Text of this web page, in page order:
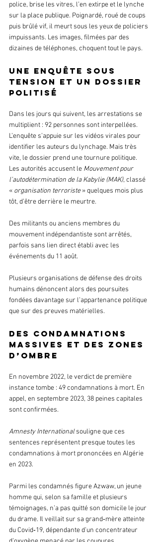
police, brise les vitres, l’en extirpe et le lynche
sur la place publique. Poignardé, roué de coups
puis brûlé vif, il meurt sous les yeux de policiers
impuissants. Les images, filmées par des
dizaines de téléphones, choquent tout le pays.
Une enquête sous
tension et un dossier
politisé
Dans les jours qui suivent, les arrestations se
multiplient : 92 personnes sont interpellées.
L’enquête s’appuie sur les vidéos virales pour
identifier les auteurs du lynchage. Mais très
vite, le dossier prend une tournure politique.
Les autorités accusent le Mouvement pour
l’autodétermination de la Kabylie (MAK), classé
« organisation terroriste » quelques mois plus
tôt, d’être derrière le meurtre.
Des militants ou anciens membres du
mouvement indépendantiste sont arrêtés,
parfois sans lien direct établi avec les
événements du 11 août.
Plusieurs organisations de défense des droits
humains dénoncent alors des poursuites
fondées davantage sur l’appartenance politique
que sur des preuves matérielles.
Des condamnations
massives et des zones
d’ombre
En novembre 2022, le verdict de première
instance tombe : 49 condamnations à mort. En
appel, en septembre 2023, 38 peines capitales
sont confirmées.
Amnesty International souligne que ces
sentences représentent presque toutes les
condamnations à mort prononcées en Algérie
en 2023.
Parmi les condamnés figure Azwaw, un jeune
homme qui, selon sa famille et plusieurs
témoignages, n’a pas quitté son domicile le jour
du drame. Il veillait sur sa grand‑mère atteinte
du Covid‑19, dépendante d’un concentrateur